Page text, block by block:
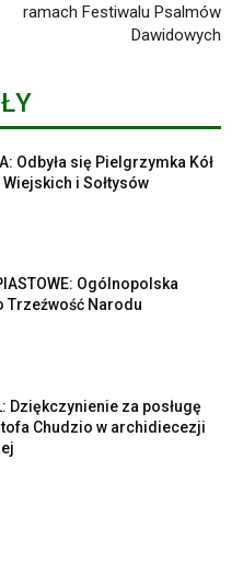
ramach Festiwalu Psalmów
Dawidowych
Odbyła się Pielgrzymka Kół
i Sołtysów
Ogólnopolska
Trzeźwość Narodu
Dziękczynienie za posługę
Chudzio w archidiecezji